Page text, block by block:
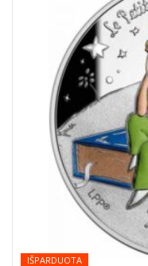
IŠPARDUOTA